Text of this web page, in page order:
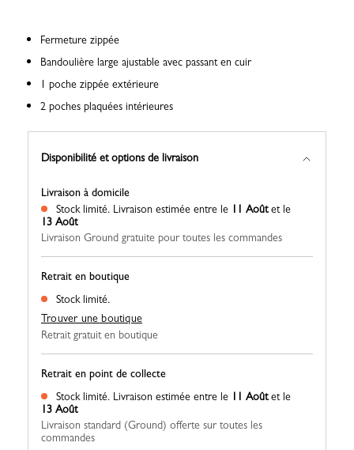
Fermeture zippée
Bandoulière large ajustable avec passant en cuir
1 poche zippée extérieure
2 poches plaquées intérieures
Disponibilité et options de livraison
Retrait en boutique
Stock limité.
Trouver une boutique
Retrait gratuit en boutique
Livraison à domicile
Stock limité. Livraison estimée entre le 11 Aoûtet le
13 Août
Livraison Ground gratuite pour toutes les commandes
Retrait en point de collecte
Stock limité. Livraison estimée entre le 11 Aoûtet le
13 Août
Livraison standard (Ground) offerte sur toutes les
commandes